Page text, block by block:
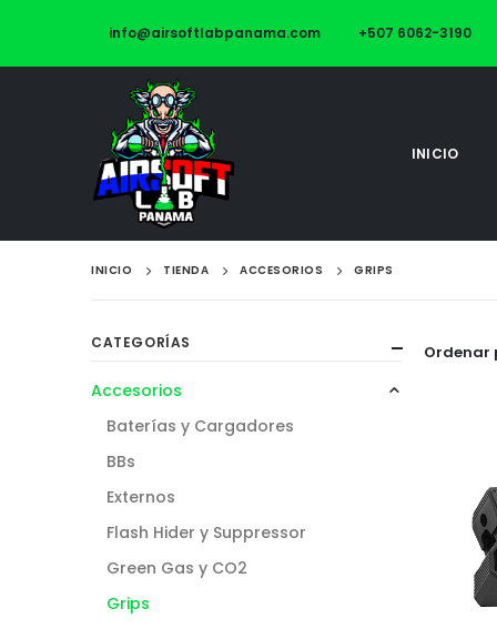
info@airsoftlabpanama.com +507 6062-3190
INICIO
INICIO TIENDA ACCESORIOS GRIPS
Ordenar
CATEGORÍAS
Accesorios
Baterías y Cargadores
BBs
Externos
Flash Hider y Suppressor
Green Gas y CO2
Grips